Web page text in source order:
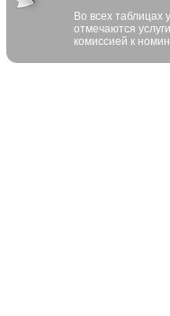
Во всех
отмечаются
комиссией к